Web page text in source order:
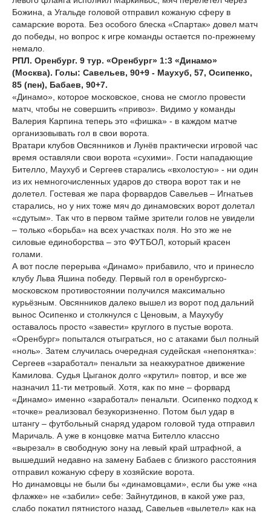
Божина, а Угальде головой отправил кожаную сферу в
самарские ворота. Без особого блеска «Спартак» довел матч
до победы, но вопрос к игре команды остается по-прежнему
немало.
РПЛ. Оренбург. 9 тур. «Оренбург» 1:3 «Динамо»
(Москва). Голы: Савельев, 90+9 - Маухуб, 57, Осипенко,
85 (пен), Бабаев, 90+7.
«Динамо», которое московское, снова не смогло провести
матч, чтобы не совершить «привоз». Видимо у команды
Валерия Карпина теперь это «фишка» - в каждом матче
организовывать гол в свои ворота.
Вратари клубов Овсянников и Лунёв практически игровой час
время оставляли свои ворота «сухими». Гости нападающие
Бителло, Маухуб и Сергеев старались «вхолостую» - ни один
из их немногочисленных ударов до створа ворот так и не
долетел. Гостевая же пара форвардов Савельев – Игнатьев
старались, но у них тоже мяч до динамовских ворот долетал
«сдутым». Так что в первом тайме зрители голов не увидели
– только «борьба» на всех участках поля. Но это же не
силовые единоборства – это ФУТБОЛ, который красен
голами.
А вот после перерыва «Динамо» прибавило, что и принесло
клубу Льва Яшина победу. Первый гол в оренбургско-
московском противостоянии получился максимально
курьёзным. Овсянников далеко вышел из ворот под дальний
вынос Осипенко и столкнулся с Ценовым, а Маухубу
оставалось просто «завести» круглого в пустые ворота.
«Оренбург» попытался отыграться, но с атаками был полный
«ноль». Затем случилась очередная судейская «непонятка»:
Сергеев «заработал» пенальти за неаккуратное движение
Камилова. Судья Цыганок долго «крутил» повтор, и все же
назначил 11-ти метровый. Хотя, как по мне – форвард
«Динамо» именно «заработал» пенальти. Осипенко подход к
«точке» реализовал безукоризненно. Потом был удар в
штангу – футбольный снаряд ударом головой туда отправил
Маричаль. А уже в концовке матча Бителло классно
«вырезал» в свободную зону на левый край штрафной, а
вышедший недавно на замену Бабаев с близкого расстояния
отправил кожаную сферу в хозяйские ворота.
Но динамовцы не были бы «динамовцами», если бы уже «на
флажке» не «забили» себе: Зайнутдинов, в какой уже раз,
слабо покатил пятнистого назад, Савельев «вылетел» как на